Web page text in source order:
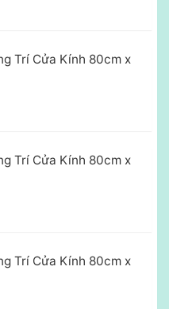
Trí Cửa Kính 80cm x
Trí Cửa Kính 80cm x
Trí Cửa Kính 80cm x